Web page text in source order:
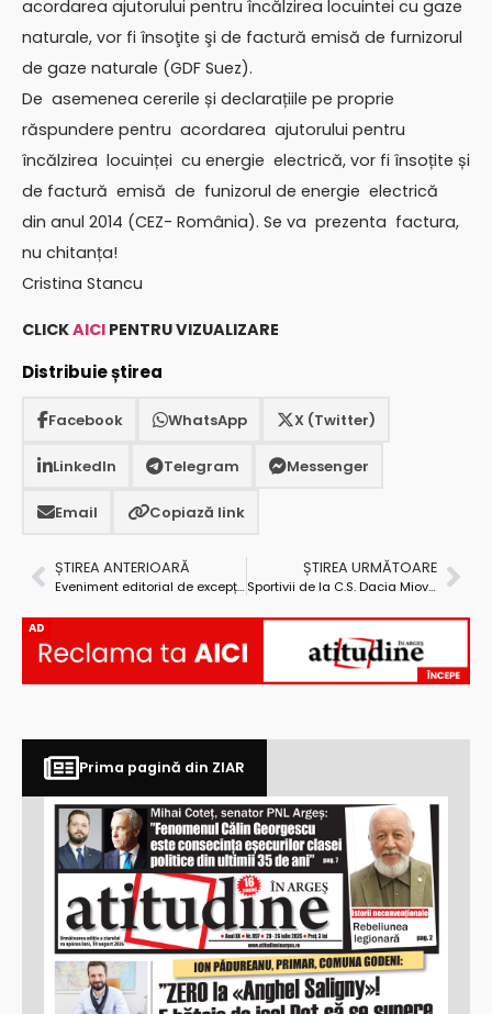
acordarea ajutorului pentru încălzirea locuintei cu gaze
naturale, vor fi însoţite şi de factură emisă de furnizorul
de gaze naturale (GDF Suez).
De asemenea cererile și declarațiile pe proprie
răspundere pentru acordarea ajutorului pentru
încălzirea locuinței cu energie electrică, vor fi însoțite și
de factură emisă de funizorul de energie electrică
din anul 2014 (CEZ- România). Se va prezenta factura,
nu chitanța!
Cristina Stancu
CLICKAICI PENTRU VIZUALIZARE
Distribuie știrea
Facebook WhatsApp X (Twitter)
LinkedIn Telegram Messenger
Email Copiază link
ȘTIREA ANTERIOARĂ
Eveniment editorial de excepție la Biblioteca Judeţeană ”Dinicu Golescu”: a fost lansat volumul al IV-lea al Enciclopediei Argeşului şi Muscelului
ȘTIREA URMĂTOARE
Sportivii de la C.S. Dacia Mioveni 2012 şi Samurai Dojo Pitești au adus în Argeş, de la „Cupei Băniei”, zeci de medalii
AD
Prima pagină din ZIAR